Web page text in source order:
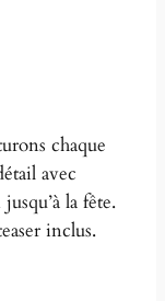
chaque
avec
la fête.
inclus.